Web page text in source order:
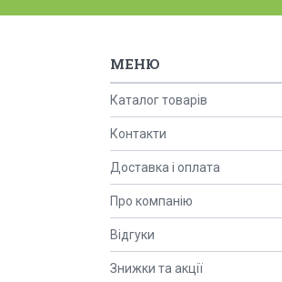
Каталог товарів
Контакти
Доставка і оплата
Про компанію
Відгуки
Знижки та акції